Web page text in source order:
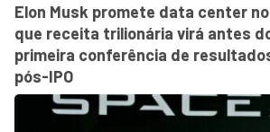
Elon Musk promete data center
que receita trilionária virá antes
primeira conferência de
pós-IPO